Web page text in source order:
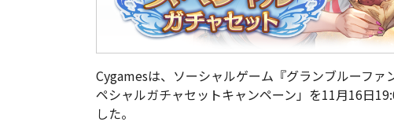
Cygamesは、ソーシャルゲーム『グランブルーフ
ペシャルガチャセットキャンペーン」を11月16日
した。